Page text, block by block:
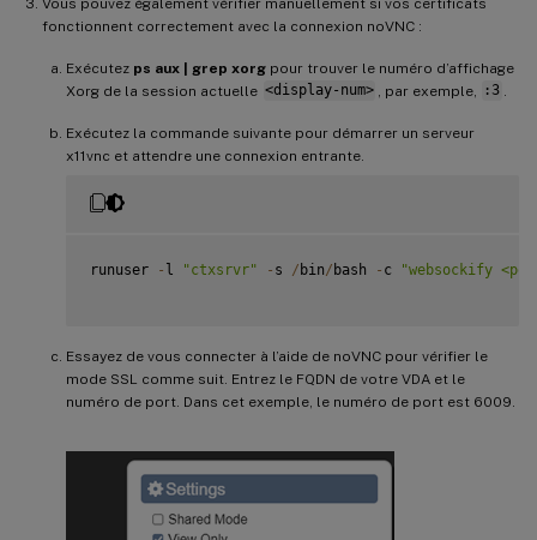
fonctionnent correctement avec la connexion noVNC :
Exécutez ps aux | grep xorg pour trouver le numéro d’affichage
Xorg de la session actuelle <display-num> , par exemple, :3
Exécutez la commande suivante pour démarrer un serveur
x11vnc et attendre une connexion entrante.
runuser - l "ctxsrvr" - s / bin/ bash - c "websockify
Essayez de vous connecter à l’aide de noVNC pour vérifier le
mode SSL comme suit. Entrez le FQDN de votre VDA et le
numéro de port. Dans cet exemple, le numéro de port est 6009.